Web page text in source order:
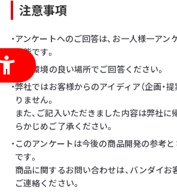
注意事項
・アンケートへのご回答は、お一人様一ア
可能です。
・通信環境の良い場所でご回答ください。
・弊社ではお客様からのアイディア（企画・
りません。
また、ご記入いただきました内容は弊社
らかじめご了承ください。
・このアンケートは今後の商品開発の参考
です。
商品に関するお問い合わせは、バンダイ
ご連絡ください。